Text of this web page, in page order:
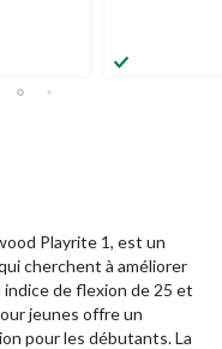
Playrite 1, est un
cherchent à améliorer
indice de flexion de 25 et
jeunes offre un
pour les débutants. La